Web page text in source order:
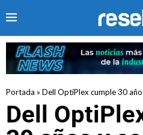
Portada » Dell OptiPlex cumple 30
Dell